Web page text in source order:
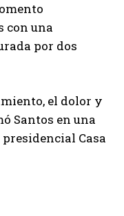
con una
por dos
el dolor y
Santos en una
Casa